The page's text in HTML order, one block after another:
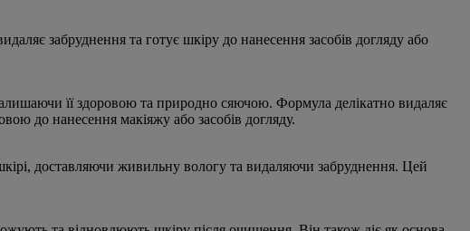
забруднення та готує шкіру до нанесення засобів догляду або
її здоровою та природно сяючою. Формула делікатно видаляє
до нанесення макіяжу або засобів догляду.
доставляючи живильну вологу та видаляючи забруднення. Цей